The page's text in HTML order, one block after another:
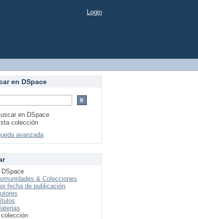
Login
en DSpace
en DSpace
colección
avanzada
DSpace
& Colecciones
fecha de publicación